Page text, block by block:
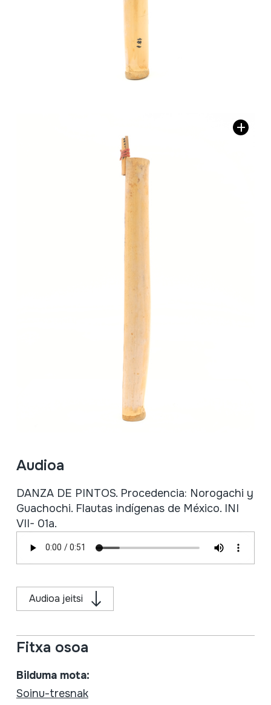
Audioa
DANZA DE PINTOS. Procedencia: Norogachi y
Guachochi. Flautas indígenas de México. INI
VII- 01a.
Audioa jeitsi
Fitxa osoa
Bilduma mota:
Soinu-tresnak